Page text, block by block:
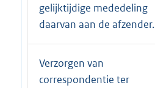
gelijktijdige mededeling
daarvan aan de afzender.
Verzorgen van
correspondentie ter